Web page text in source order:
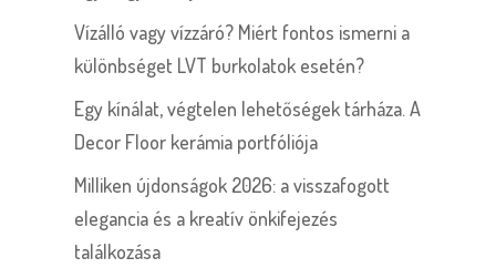
Vízálló vagy vízzáró? Miért fontos ismerni a
különbséget LVT burkolatok esetén?
Egy kínálat, végtelen lehetőségek tárháza. A
Decor Floor kerámia portfóliója
Milliken újdonságok 2026: a visszafogott
elegancia és a kreatív önkifejezés
találkozása